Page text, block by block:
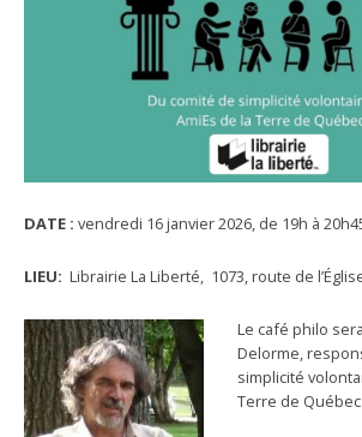
DATE : vendredi 16 janvier 2026, de 19h à
LIEU: Librairie La Liberté, 1073, route de
Le café philo
Delorme,
simplicité
Terre de Québec